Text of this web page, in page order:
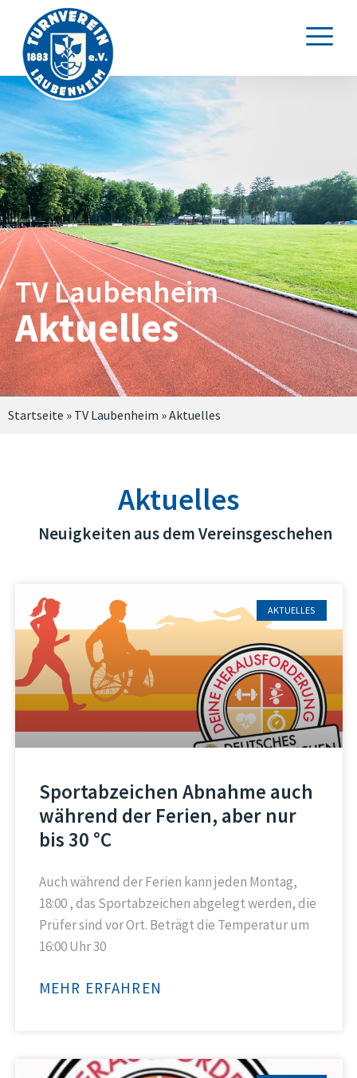
TV Laubenheim
Aktuelles
Startseite » TV Laubenheim »Aktuelles
Aktuelles
Neuigkeiten aus dem Vereinsgeschehen
AKTUELLES
Sportabzeichen Abnahme auch
während der Ferien, aber nur
bis 30 °C
Auch während der Ferien kann jeden Montag,
18:00 , das Sportabzeichen abgelegt werden, die
Prüfer sind vor Ort. Beträgt die Temperatur um
16:00 Uhr 30
MEHR ERFAHREN